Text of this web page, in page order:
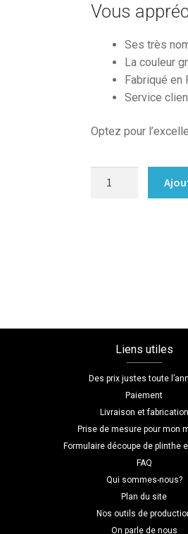
Vous
Ses très
La couleur
Fabriqué en
Service
Optez pour
Liens utiles
Des prix justes toute
Paiement
Livraison et fabrication
Prise de mesure pour mon
Formulaire découpe de plinthe
FAQ
Qui sommes-nous?
Plan du site
Nos outils de
On parle de nous